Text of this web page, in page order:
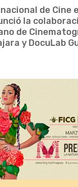
de Cine
la
de
y DocuLab